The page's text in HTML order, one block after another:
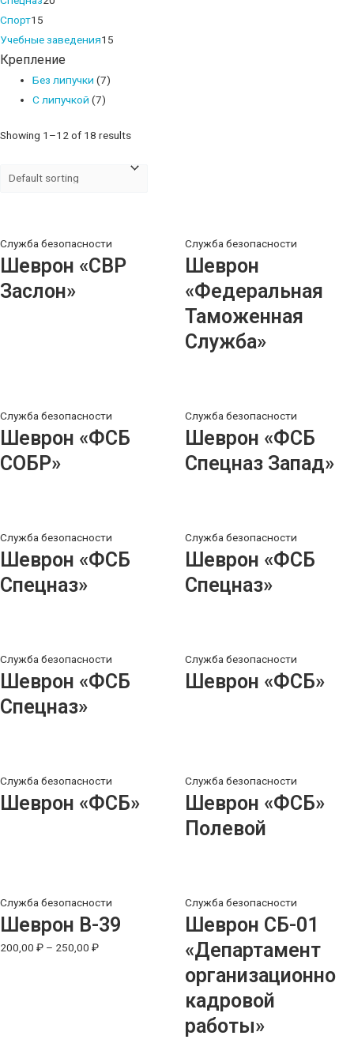
Спорт15
products
Учебные заведения15
Крепление
Без липучки (7)
С липучкой (7)
Showing 1–12 of 18 results
Служба безопасности
Шеврон «СВР
Заслон»
Служба безопасности
Шеврон
«Федеральная
Таможенная
Служба»
Служба безопасности
Шеврон «ФСБ
СОБР»
Служба безопасности
Шеврон «ФСБ
Спецназ Запад»
Служба безопасности
Шеврон «ФСБ
Спецназ»
Служба безопасности
Шеврон «ФСБ
Спецназ»
Служба безопасности
Шеврон «ФСБ
Спецназ»
Служба безопасности
Шеврон «ФСБ»
Служба безопасности
Шеврон «ФСБ»
Служба безопасности
Шеврон «ФСБ»
Полевой
Служба безопасности
Шеврон В-39
200,00 ₽ – 250,00 ₽
Служба безопасности
Шеврон СБ-01
«Департамент
организационно
кадровой
работы»